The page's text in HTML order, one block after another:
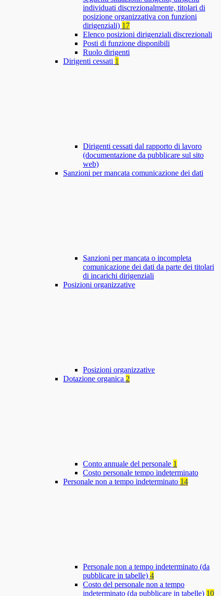
individuati discrezionalmente, titolari di
posizione organizzativa con funzioni
dirigenziali) 17
Elenco posizioni dirigenziali discrezionali
Posti di funzione disponibili
Ruolo dirigenti
Dirigenti cessati 1
Dirigenti cessati dal rapporto di lavoro
(documentazione da pubblicare sul sito
web)
Sanzioni per mancata comunicazione dei dati
Sanzioni per mancata o incompleta
comunicazione dei dati da parte dei titolari
di incarichi dirigenziali
Posizioni organizzative
Posizioni organizzative
Dotazione organica 2
Conto annuale del personale 1
Costo personale tempo indeterminato
Personale non a tempo indeterminato 14
Personale non a tempo indeterminato (da
pubblicare in tabelle) 4
Costo del personale non a tempo
indeterminato (da pubblicare in tabelle) 10